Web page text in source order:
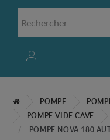
POMPE
POMPE VIDE CAVE
POMPE NOVA 180